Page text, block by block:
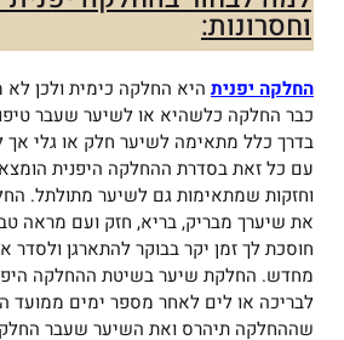
וחסרונות:
החלקה יפנית היא החלקה כימית ולכן
כבר החלקה כלשהיא או לשיער שעבר
בדרך כלל מתאימה לשיער חלק או גלי
עם כל זאת בסדרת ההחלקה היפנית
וחזקות שמתאימות גם לשיער מתולתל.
את שיערך מבריק, בריא, חזק ועם מראה
חוסכת לך זמן יקר בבוקר להתארגן ולסדר
מחדש. החלקת שיער בשיטת ההחלקה
לבריכה או לים לאחר מספר ימים
שההחלקה תיהרס ואת השיער שעבר